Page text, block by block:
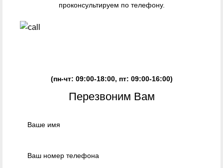
проконсультируем по телефону.
(пн-чт: 09:00-18:00, пт: 09:00-16:00)
Перезвоним Вам